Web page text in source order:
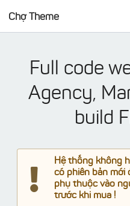
Chợ Theme
Full code
Agency,
build
Hệ thống không
có phiên bản mới
phụ thuộc vào
trước khi mua !